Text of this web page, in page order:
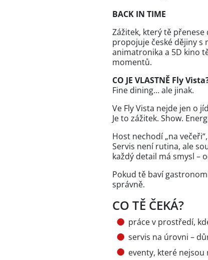
BACK IN TIME
Zážitek, který tě
propojuje české dějiny
animatronika a 5D kino
momentů.
CO JE VLASTNĚ Fly
Fine dining… ale jinak.
Ve Fly Vista nejde jen o
Je to zážitek. Show.
Host nechodí „na
Servis není rutina, ale
každý detail má smysl –
Pokud tě baví
správně.
CO TĚ ČEKÁ?
práce v prostředí,
servis na úrovni –
eventy, které nejsou